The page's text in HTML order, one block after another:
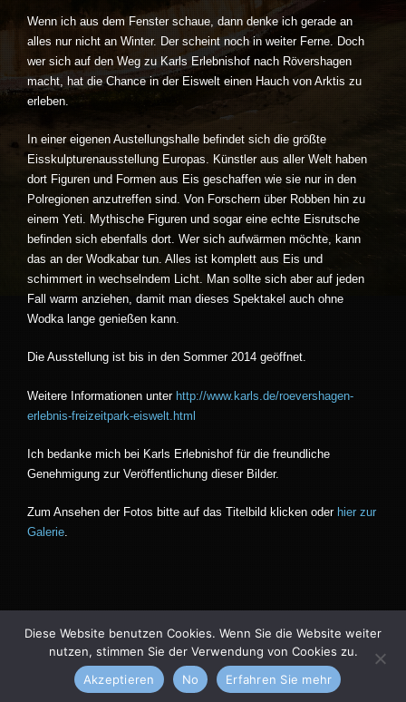
Wenn ich aus dem Fenster schaue, dann denke ich gerade an
alles nur nicht an Winter. Der scheint noch in weiter Ferne. Doch
wer sich auf den Weg zu Karls Erlebnishof nach Rövershagen
macht, hat die Chance in der Eiswelt einen Hauch von Arktis zu
erleben.
In einer eigenen Austellungshalle befindet sich die größte
Eisskulpturenausstellung Europas. Künstler aus aller Welt haben
dort Figuren und Formen aus Eis geschaffen wie sie nur in den
Polregionen anzutreffen sind. Von Forschern über Robben hin zu
einem Yeti. Mythische Figuren und sogar eine echte Eisrutsche
befinden sich ebenfalls dort. Wer sich aufwärmen möchte, kann
das an der Wodkabar tun. Alles ist komplett aus Eis und
schimmert in wechselndem Licht. Man sollte sich aber auf jeden
Fall warm anziehen, damit man dieses Spektakel auch ohne
Wodka lange genießen kann.
Die Ausstellung ist bis in den Sommer 2014 geöffnet.
Weitere Informationen unter http://www.karls.de/roevershagen-
erlebnis-freizeitpark-eiswelt.html
Ich bedanke mich bei Karls Erlebnishof für die freundliche
Genehmigung zur Veröffentlichung dieser Bilder.
Zum Ansehen der Fotos bitte auf das Titelbild klicken oder hier zur
Galerie
Vernissage theme by kotofey. All Rights Reserved.
Diese Website benutzen Cookies. Wenn Sie die Website weiter
nutzen, stimmen Sie der Verwendung von Cookies zu.
Akzeptieren
No Erfahren Sie mehr